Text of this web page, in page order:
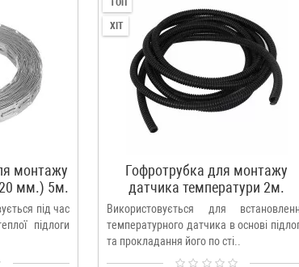
монтажу
мм.) 5м.
під час
підлоги
ТОП
ХІТ
Гофротрубка для монтажу
датчика температури 2м.
Використовується для
температурного датчика в основі
та прокладання його по сті..